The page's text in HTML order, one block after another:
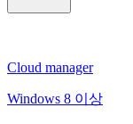
Cloud manager
Windows 8 이상